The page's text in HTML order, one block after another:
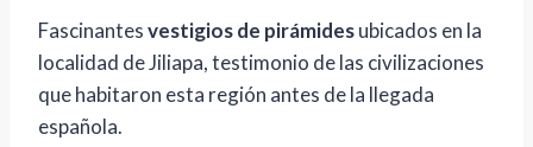
Fascinantesvestigios de pirámidesubicados en la
localidad de Jiliapa, testimonio de las civilizaciones
que habitaron esta región antes de la llegada
española.